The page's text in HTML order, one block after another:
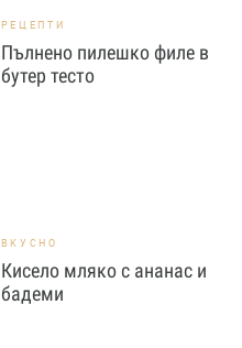
РЕЦЕПТИ
Пълнено пилешко филе в
бутер тесто
ВКУСНО
Кисело мляко с ананас и
бадеми